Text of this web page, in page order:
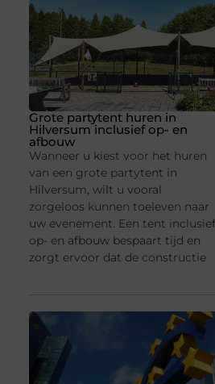
Grote partytent huren in
Hilversum inclusief op- en
afbouw
Wanneer u kiest voor het huren
van een grote partytent in
Hilversum, wilt u vooral
zorgeloos kunnen toeleven naar
uw evenement. Een tent inclusief
op- en afbouw bespaart tijd en
zorgt ervoor dat de constructie